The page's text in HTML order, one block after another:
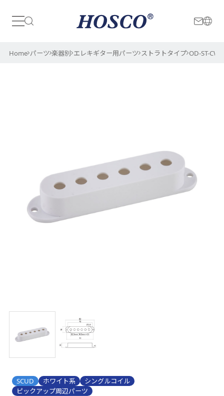
日本 International
Home パーツ 楽器別 エレキギター用パーツ ストラトタイプ OD-ST-CW
SCUD ホワイト系
シングルコイル
ピックアップ周辺パーツ